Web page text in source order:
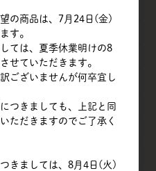
の商品は、7月24日(金)
す。
ては、夏季休業明けの8
せていただきます。
ございませんが何卒宜し
つきましても、上記と同
ただきますのでご了承く
きましては、8月4日(火)